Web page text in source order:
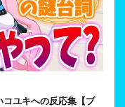
ユキへの反応集【ブ